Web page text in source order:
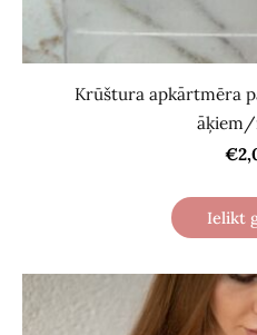
Krūštura apkārtmēra
āķiem/
Ielikt